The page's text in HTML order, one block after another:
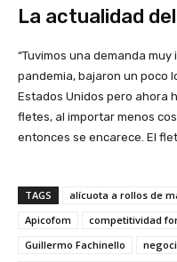
La actualidad
“Tuvimos una demanda
pandemia, bajaron un poco
Estados Unidos pero ahora
fletes, al importar menos
entonces se encarece. El
TAGS
alícuota a rollos de
Apicofom
competitividad
Guillermo Fachinello